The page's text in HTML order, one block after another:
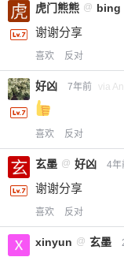
虎门熊熊 @ bing
谢谢分享
喜欢 反对
好凶 7年前 via
喜欢 反对
玄墨 @ 好凶 4年
谢谢分享
喜欢 反对
xinyun @ 玄墨